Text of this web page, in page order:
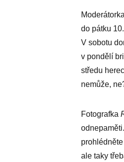
Moderátorka
do pátku
V sobotu
v pondělí
středu
nemůže,
Fotografka
odnepaměti.
ale taky